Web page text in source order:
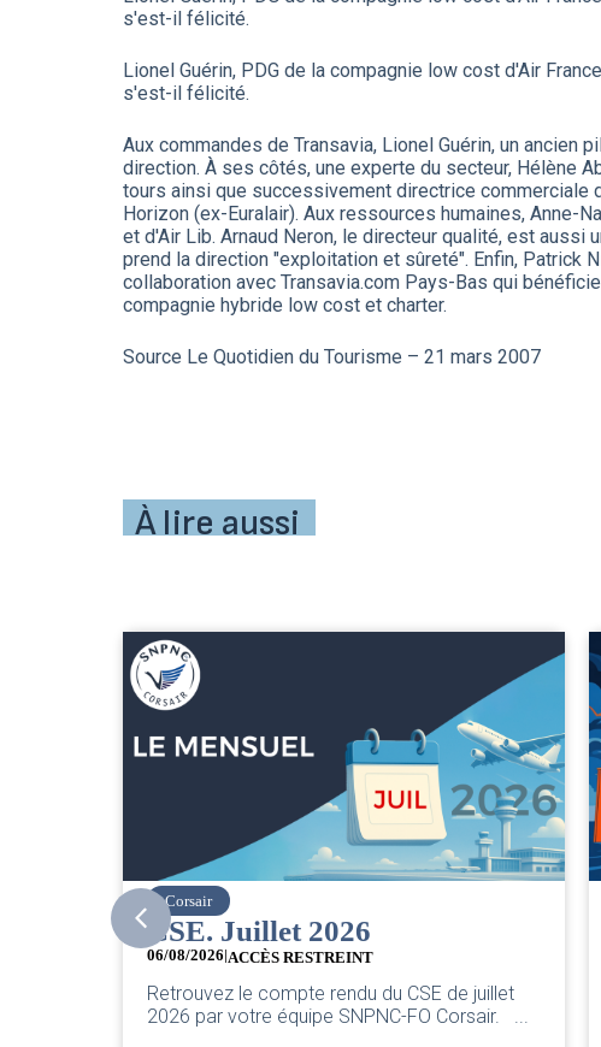
s'est-il félicité.
Lionel Guérin, PDG de la compagnie low cost d'Air
s'est-il félicité.
Aux commandes de Transavia, Lionel Guérin, un ancien
direction. À ses côtés, une experte du secteur, Hélène
tours ainsi que successivement directrice commerciale
Horizon (ex-Euralair). Aux ressources humaines, Anne-
et d'Air Lib. Arnaud Neron, le directeur qualité, est aussi
prend la direction "exploitation et sûreté". Enfin, Patrick
collaboration avec Transavia.com Pays-Bas qui
compagnie hybride low cost et charter.
Source Le Quotidien du Tourisme – 21 mars 2007
À lire aussi
easyJet
Grève chez easyJet
05/08/2026
Chers collègues, La direction vient de sortir sa
classique pleurnicherie corporate. On va la
décortiquer...